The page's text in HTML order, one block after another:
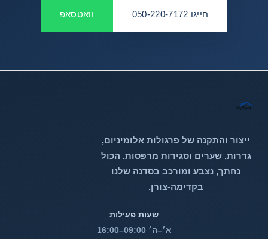
חייגו 050-220-7172 וואטסאפ
ייצור והתקנה של פרגולות אלומיניום,
גדרות, שערים וסגירות מרפסות. הכול
נחתך, נצבע ומורכב בסדנה שלנו
בקדימה-צורן.
שעות פעילות
א׳–ה׳ 09:00–16:00